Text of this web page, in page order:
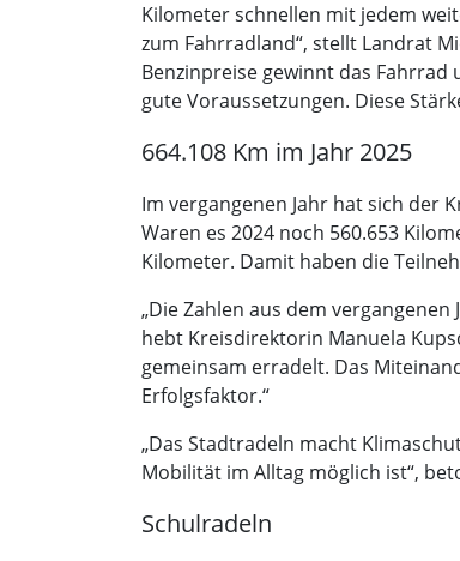
Kilometer schnellen mit jedem
zum Fahrradland“, stellt Landrat
Benzinpreise gewinnt das
gute Voraussetzungen. Diese
664.108 Km im Jahr 2025
Im vergangenen Jahr hat sich der
Waren es 2024 noch 560.653
Kilometer. Damit haben die
„Die Zahlen aus dem
hebt Kreisdirektorin Manuela
gemeinsam erradelt. Das
Erfolgsfaktor.“
„Das Stadtradeln macht
Mobilität im Alltag möglich ist“,
Schulradeln